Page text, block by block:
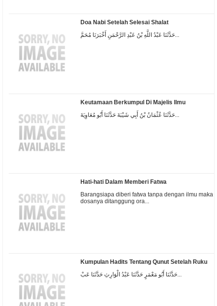
Doa Nabi Setelah Selesai Shalat
حَدَّثَنَا عَبْدُ اللَّهِ بْنُ عَبْدِ الرَّحْمَنِ أَخْبَرَنَا مُحَمَّ...
Keutamaan Berkumpul Di Majelis Ilmu
Hati-hati Dalam Memberi Fatwa
Barangsiapa diberi fatwa tanpa dengan ilmu maka
dosanya ditanggung ora...
Kumpulan Hadits Tentang Qunut Setelah Ruku